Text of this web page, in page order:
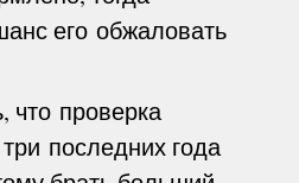
его обжаловать
что проверка
последних года